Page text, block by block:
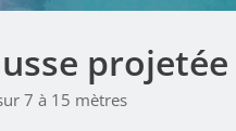
projetée
7 à 15 mètres